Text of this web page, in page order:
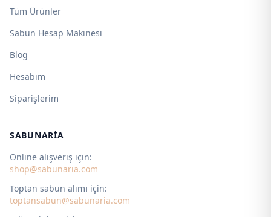
Tüm Ürünler
Sabun Hesap Makinesi
Blog
Hesabım
Siparişlerim
SABUNARIA
Online alışveriş için:
shop@sabunaria.com
Toptan sabun alımı için:
toptansabun@sabunaria.com